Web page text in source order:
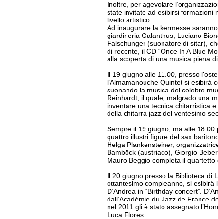
Inoltre, per agevolare
state invitate ad esibirsi formazioni
livello artistico.
Ad inaugurare la kermesse
giardineria Galanthus, Luciano
Falschunger (suonatore di sitar),
di recente, il CD “Once In A Blue
alla scoperta di una musica piena
Il 19 giugno alle 11.00, presso
l’Almamanouche Quintet si esibirà
suonando la musica del celebre
Reinhardt, il quale, malgrado una
inventare una tecnica chitarristica
della chitarra jazz del ventesimo
Sempre il 19 giugno, ma alle
quattro illustri figure del sax
Helga Plankensteiner,
Bamböck (austriaco), Giorgio
Mauro Beggio completa il quartetto
Il 20 giugno presso la Biblioteca di
ottantesimo compleanno, si
D’Andrea in “Birthday concert”.
dall’Académie du Jazz de France
nel 2011 gli è stato assegnato
Luca Flores.